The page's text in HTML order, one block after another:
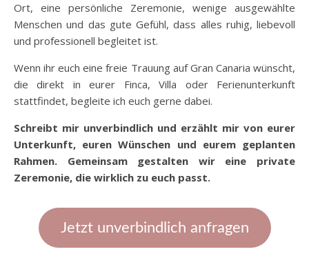
Ort, eine persönliche Zeremonie, wenige ausgewählte
Menschen und das gute Gefühl, dass alles ruhig, liebevoll
und professionell begleitet ist.
Wenn ihr euch eine freie Trauung auf Gran Canaria wünscht,
die direkt in eurer Finca, Villa oder Ferienunterkunft
stattfindet, begleite ich euch gerne dabei.
Schreibt mir unverbindlich und erzählt mir von eurer
Unterkunft, euren Wünschen und eurem geplanten
Rahmen. Gemeinsam gestalten wir eine private
Zeremonie, die wirklich zu euch passt.
Jetzt unverbindlich anfragen